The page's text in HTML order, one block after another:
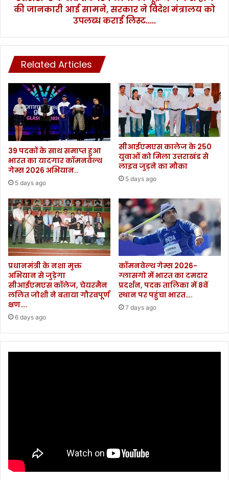
होने
आई
सरकार
ने
विदेश
मंत्रालय
को
उपलब्ध
कराई
लिस्ट.....
की जानकारी आई सामने, सरकार ने विदेश मंत्रालय को
उपलब्ध कराई लिस्ट.....
Related Articles
39 पदकों के साथ समाप्त हुआ
भारत का यादगार कॉमनवेल्थ
गेम्स 2026 अभियान..
5 days ago
सीआईएमएस कालेज के 250
युवाओं को मिला उत्तराखंड से
लाइव जुड़ने का मौका
5 days ago
प्रधानमंत्री के नशा मुक्त
अभियान से जुड़ेगा
सीआईएमएस कॉलेज, चेयरमैन
ललित जोशी ने बताया गौरवपूर्ण
क्षण….
6 days ago
कॉमनवेल्थ गेम्स 2026-
ग्लासगो में भारत का दमदार
प्रदर्शन, पदक तालिका में 8वें
स्थान पर पहुंचा भारत….
7 days ago